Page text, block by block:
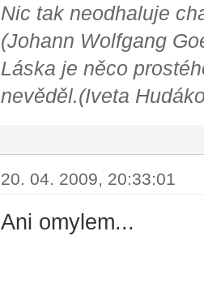
Nic tak neodhaluje
(Johann Wolfgang
Láska je něco
nevěděl.(Iveta
20. 04. 2009, 20:33:01
Ani omylem...